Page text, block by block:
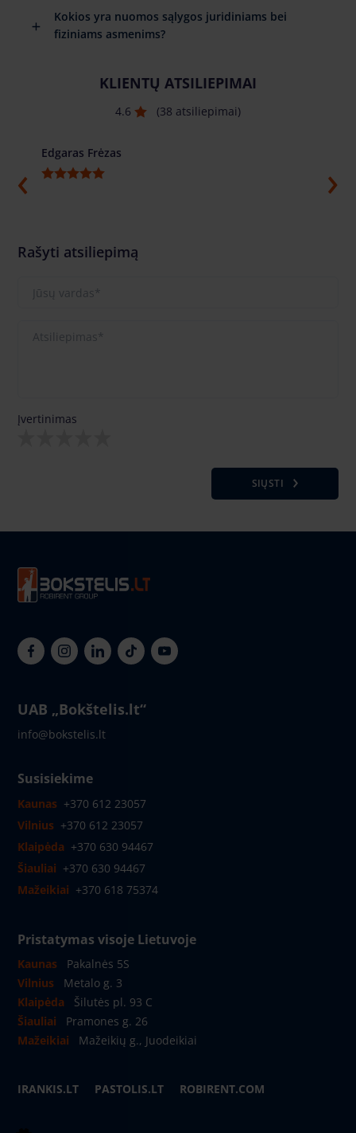
Kokios yra nuomos sąlygos juridiniams bei
fiziniams asmenims?
KLIENTŲ ATSILIEPIMAI
4.6 (38 atsiliepimai)
Edgaras Frėzas
Rašyti atsiliepimą
Įvertinimas
SIŲSTI
UAB „Bokštelis.lt“
info@bokstelis.lt
Susisiekime
Kaunas +370 612 23057
Vilnius +370 612 23057
Klaipėda +370 630 94467
Šiauliai +370 630 94467
Mažeikiai +370 618 75374
Pristatymas visoje Lietuvoje
Kaunas
Pakalnės 5S
Vilnius
Metalo g. 3
Klaipėda
Šilutės pl. 93 C
Šiauliai
Pramones g. 26
Mažeikiai
Mažeikių g., Juodeikiai
IRANKIS.LT PASTOLIS.LT ROBIRENT.COM